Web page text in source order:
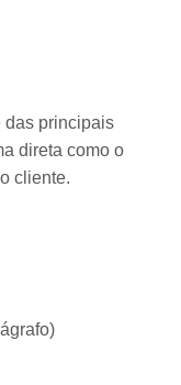
das principais
direta como o
cliente.